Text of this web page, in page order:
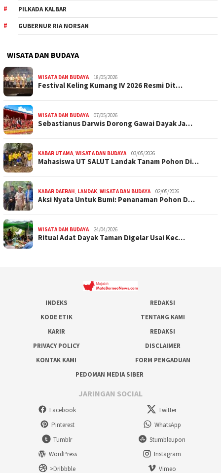
PILKADA KALBAR
GUBERNUR RIA NORSAN
WISATA DAN BUDAYA
WISATA DAN BUDAYA 18/05/2026
Festival Keling Kumang IV 2026 Resmi Dit…
WISATA DAN BUDAYA 07/05/2026
Sebastianus Darwis Dorong Gawai Dayak Ja…
KABAR UTAMA, WISATA DAN BUDAYA 03/05/2026
Mahasiswa UT SALUT Landak Tanam Pohon Di…
KABAR DAERAH, LANDAK, WISATA DAN BUDAYA 02/05/2026
Aksi Nyata Untuk Bumi: Penanaman Pohon D…
WISATA DAN BUDAYA 24/04/2026
Ritual Adat Dayak Taman Digelar Usai Kec…
INDEKS
REDAKSI
KODE ETIK
TENTANG KAMI
KARIR
REDAKSI
PRIVACY POLICY
DISCLAIMER
KONTAK KAMI
FORM PENGADUAN
PEDOMAN MEDIA SIBER
JARINGAN SOCIAL
Facebook
Twitter
Pinterest
WhatsApp
Tumblr
Stumbleupon
WordPress
Instagram
>Dribbble
Vimeo